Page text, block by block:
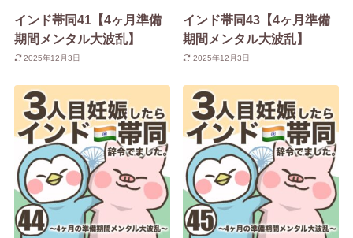
インド帯同41【4ヶ月準備
期間メンタル大波乱】
2025年12月3日
インド帯同43【4ヶ月準備
期間メンタル大波乱】
2025年12月3日